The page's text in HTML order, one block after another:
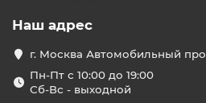
Наш адрес
г. Москва Автомобильный
Пн-Пт с 10:00 до 19:00
Сб-Вс - выходной